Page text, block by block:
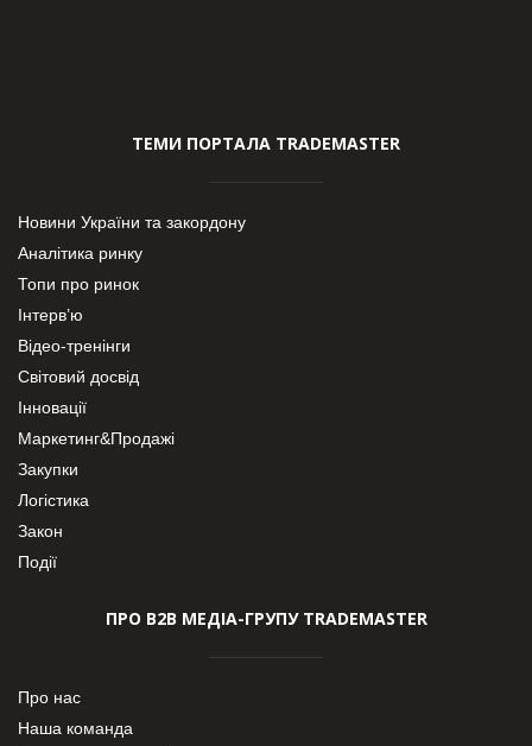
ТЕМИ ПОРТАЛА TRADEMASTER
Новини України та закордону
Аналітика ринку
Топи про ринок
Інтерв’ю
Відео-тренінги
Світовий досвід
Інновації
Маркетинг&Продажі
Закупки
Логістика
Закон
Події
ПРО В2В МЕДІА-ГРУПУ TRADEMASTER
Про нас
Наша команда